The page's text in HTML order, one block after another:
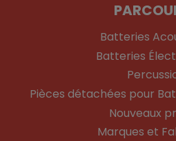
Batteries
Batteries
Pièces détachées pour
Nouveaux
Marques et